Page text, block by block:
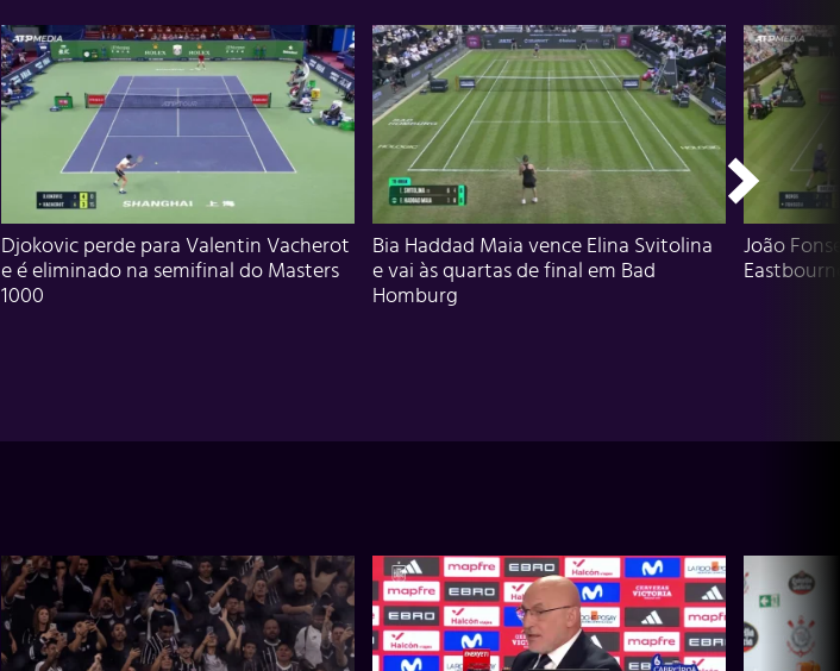
Djokovic perde para Valentin Vacherot
e é eliminado na semifinal do Masters
1000
Bia Haddad Maia vence Elina Svitolina
e vai às quartas de final em Bad
Homburg
João